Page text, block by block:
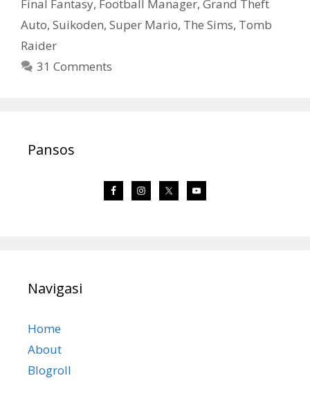
Final Fantasy, Football Manager, Grand Theft
Auto, Suikoden, Super Mario, The Sims, Tomb
Raider
31 Comments
Pansos
Navigasi
Home
About
Blogroll